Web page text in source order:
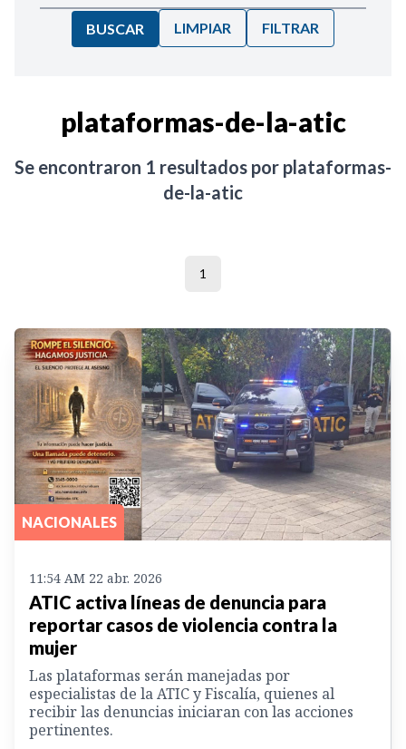
BUSCAR LIMPIAR FILTRAR
plataformas-de-la-atic
Se encontraron 1 resultados por plataformas-
de-la-atic
1
NACIONALES
11:54 AM 22 abr. 2026
ATIC activa líneas de denuncia para
reportar casos de violencia contra la
mujer
Las plataformas serán manejadas por
especialistas de la ATIC y Fiscalía, quienes al
recibir las denuncias iniciaran con las acciones
pertinentes.